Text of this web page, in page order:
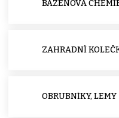
BAZÉNOVÁ
ZAHRADNÍ
OBRUBNÍKY, LEMY